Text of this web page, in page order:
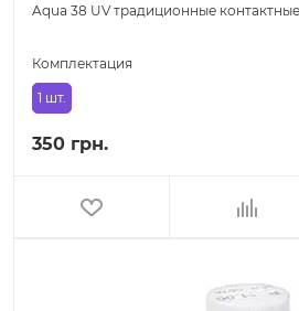
Aqua 38 UV традиционные
Комплектация
1 шт.
350 грн.